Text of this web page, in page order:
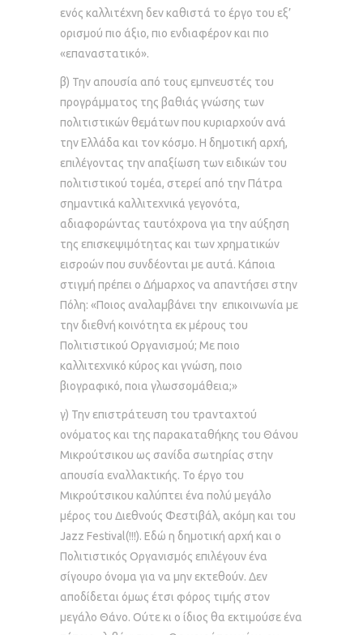
ενός καλλιτέχνη δεν καθιστά το έργο του εξ’
ορισμού πιο άξιο, πιο ενδιαφέρον και πιο
«επαναστατικό».
β) Την απουσία από τους εμπνευστές του
προγράμματος της βαθιάς γνώσης των
πολιτιστικών θεμάτων που κυριαρχούν ανά
την Ελλάδα και τον κόσμο. Η δημοτική αρχή,
επιλέγοντας την απαξίωση των ειδικών του
πολιτιστικού τομέα, στερεί από την Πάτρα
σημαντικά καλλιτεχνικά γεγονότα,
αδιαφορώντας ταυτόχρονα για την αύξηση
της επισκεψιμότητας και των χρηματικών
εισροών που συνδέονται με αυτά. Κάποια
στιγμή πρέπει ο Δήμαρχος να απαντήσει στην
Πόλη: «Ποιος αναλαμβάνει την επικοινωνία με
την διεθνή κοινότητα εκ μέρους του
Πολιτιστικού Οργανισμού; Με ποιο
καλλιτεχνικό κύρος και γνώση, ποιο
βιογραφικό, ποια γλωσσομάθεια;»
γ) Την επιστράτευση του τρανταχτού
ονόματος και της παρακαταθήκης του Θάνου
Μικρούτσικου ως σανίδα σωτηρίας στην
απουσία εναλλακτικής. Το έργο του
Μικρούτσικου καλύπτει ένα πολύ μεγάλο
μέρος του Διεθνούς Φεστιβάλ, ακόμη και του
Jazz Festival(!!!). Εδώ η δημοτική αρχή και ο
Πολιτιστικός Οργανισμός επιλέγουν ένα
σίγουρο όνομα για να μην εκτεθούν. Δεν
αποδίδεται όμως έτσι φόρος τιμής στον
μεγάλο Θάνο. Ούτε κι ο ίδιος θα εκτιμούσε ένα